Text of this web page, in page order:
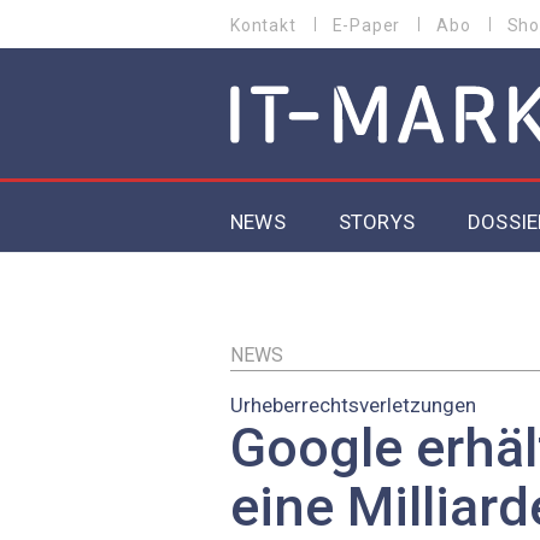
zum
MENU
Kontakt E-Paper Abo
MAIN NAVIGATION
NEWS STORYS
EU-
NEWS
Urheberrechtsverletzungen
Google
eine